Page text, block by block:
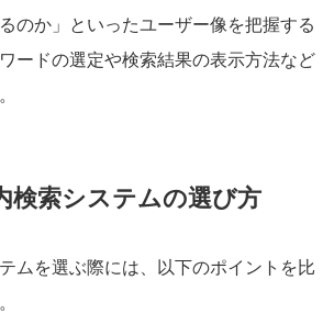
のか」といったユーザー像を把握する
ードの選定や検索結果の表示方法など
検索システムの選び方
ムを選ぶ際には、以下のポイントを比